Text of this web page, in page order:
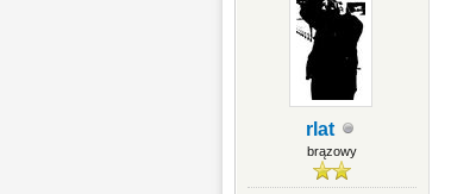
rlat
brązowy